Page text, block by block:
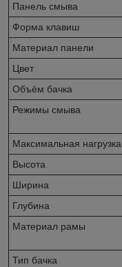
Панель смыва
Форма клавиш
Материал панели
Цвет
Объём бачка
Режимы смыва
Максимальная нагрузка
Высота
Ширина
Глубина
Материал рамы
Тип бачка